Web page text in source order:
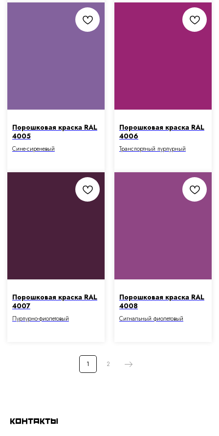
Порошковая краска RAL
4005
Сине-сиреневый
Порошковая краска RAL
4006
Транспортный пурпурный
Порошковая краска RAL
4007
Пурпурно-фиолетовый
Порошковая краска RAL
4008
Сигнальный фиолетовый
1 2
Контакты